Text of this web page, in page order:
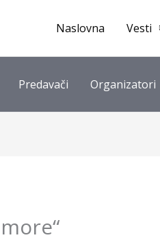
Naslovna Vesti
Predavači Organizatori